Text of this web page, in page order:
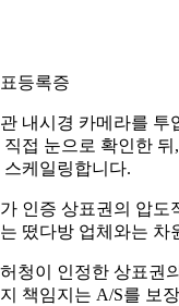
등록증
내시경 카메라를 투
직접 눈으로 확인한
스케일링합니다.
인증 상표권의 압도
떴다방 업체와는 차
청이 인정한 상표권
책임지는 A/S를 보